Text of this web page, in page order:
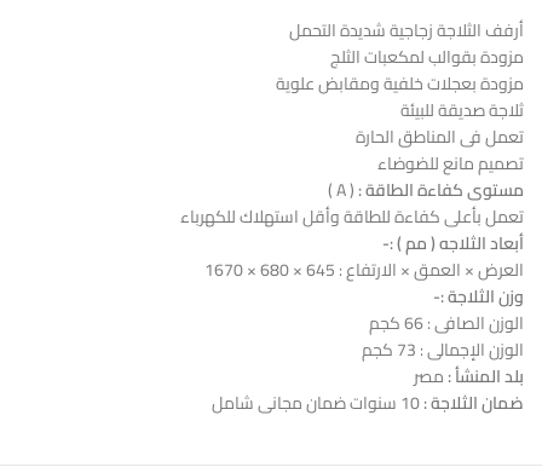
أرفف الثلاجة زجاجية شديدة التحمل
مزودة بقوالب لمكعبات الثلج
مزودة بعجلات خلفية ومقابض علوية
ثلاجة صديقة للبيئة
تعمل فى المناطق الحارة
تصميم مانع للضوضاء
مستوى كفاءة الطاقة :( A )
تعمل بأعلى كفاءة للطاقة وأقل استهلاك للكهرباء
أبعاد الثلاجه ( مم ) :-
العرض × العمق × الارتفاع : 645 × 680 × 1670
وزن الثلاجة :-
الوزن الصافى : 66 كجم
الوزن الإجمالى : 73 كجم
بلد المنشأ :مصر
ضمان الثلاجة :10 سنوات ضمان مجانى شامل